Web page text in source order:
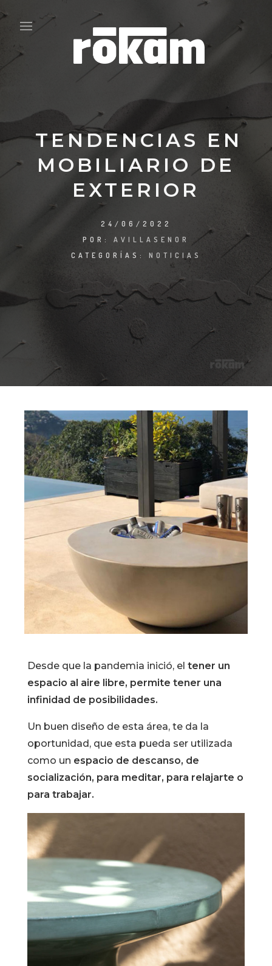
TENDENCIAS EN
MOBILIARIO DE
EXTERIOR
24/06/2022
POR: AVILLASENOR
CATEGORÍAS: NOTICIAS
Desde que la pandemia inició, el tener un
espacio al aire libre, permite tener una
infinidad de posibilidades.
Un buen diseño de esta área, te da la
oportunidad, que esta pueda ser utilizada
como un espacio de descanso, de
socialización, para meditar, para relajarte o
para trabajar.